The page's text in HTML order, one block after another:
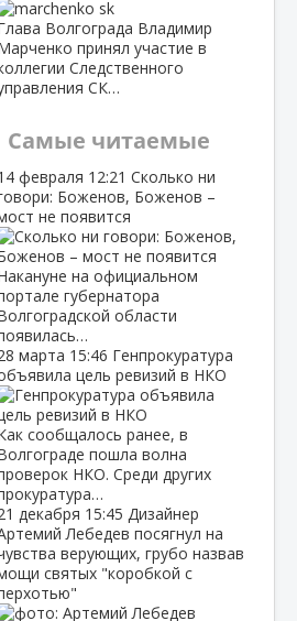
Волгограда Владимир
принял участие в
Следственного
СК…
Самые читаемые
февраля 12:21 Сколько ни
Боженов, Боженов –
не появится
на официальном
губернатора
области
марта 15:46 Генпрокуратура
цель ревизий в НКО
сообщалось ранее, в
пошла волна
НКО. Среди других
декабря 15:45 Дизайнер
Лебедев посягнул на
верующих, грубо назвав
святых "коробкой с